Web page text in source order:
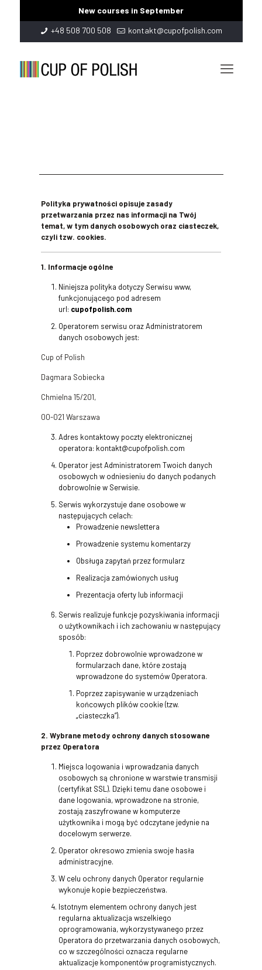
New courses in September
+48 508 700 508
kontakt@cupofpolish.com
Polityka prywatności opisuje zasady
przetwarzania przez nas informacji na Twój
temat, w tym danych osobowych oraz ciasteczek,
czyli tzw. cookies.
1. Informacje ogólne
Niniejsza polityka dotyczy Serwisu www,
funkcjonującego pod adresem
url: cupofpolish.com
Operatorem serwisu oraz Administratorem
danych osobowych jest:
Cup of Polish
Dagmara Sobiecka
Chmielna 15/201,
00-021 Warszawa
Adres kontaktowy poczty elektronicznej
operatora: kontakt@cupofpolish.com
Operator jest Administratorem Twoich danych
osobowych w odniesieniu do danych podanych
dobrowolnie w Serwisie.
Serwis wykorzystuje dane osobowe w
następujących celach:
Prowadzenie newslettera
Prowadzenie systemu komentarzy
Obsługa zapytań przez formularz
Realizacja zamówionych usług
Prezentacja oferty lub informacji
Serwis realizuje funkcje pozyskiwania informacji
o użytkownikach i ich zachowaniu w następujący
sposób:
Poprzez dobrowolnie wprowadzone w
formularzach dane, które zostają
wprowadzone do systemów Operatora.
Poprzez zapisywanie w urządzeniach
końcowych plików cookie (tzw.
„ciasteczka”).
2. Wybrane metody ochrony danych stosowane
przez Operatora
Miejsca logowania i wprowadzania danych
osobowych są chronione w warstwie transmisji
(certyfikat SSL). Dzięki temu dane osobowe i
dane logowania, wprowadzone na stronie,
zostają zaszyfrowane w komputerze
użytkownika i mogą być odczytane jedynie na
docelowym serwerze.
Operator okresowo zmienia swoje hasła
administracyjne.
W celu ochrony danych Operator regularnie
wykonuje kopie bezpieczeństwa.
Istotnym elementem ochrony danych jest
regularna aktualizacja wszelkiego
oprogramowania, wykorzystywanego przez
Operatora do przetwarzania danych osobowych,
co w szczególności oznacza regularne
aktualizacje komponentów programistycznych.